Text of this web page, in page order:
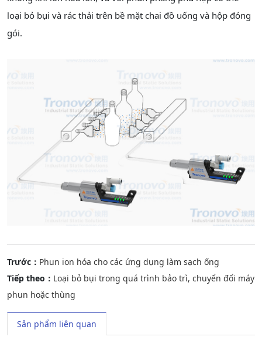
loại bỏ bụi và rác thải trên bề mặt chai đồ uống và hộp đóng
gói.
Trước： Phun ion hóa cho các ứng dụng làm sạch ống
Tiếp theo： Loại bỏ bụi trong quá trình bảo trì, chuyển đổi máy
phun hoặc thùng
Sản phẩm liên quan